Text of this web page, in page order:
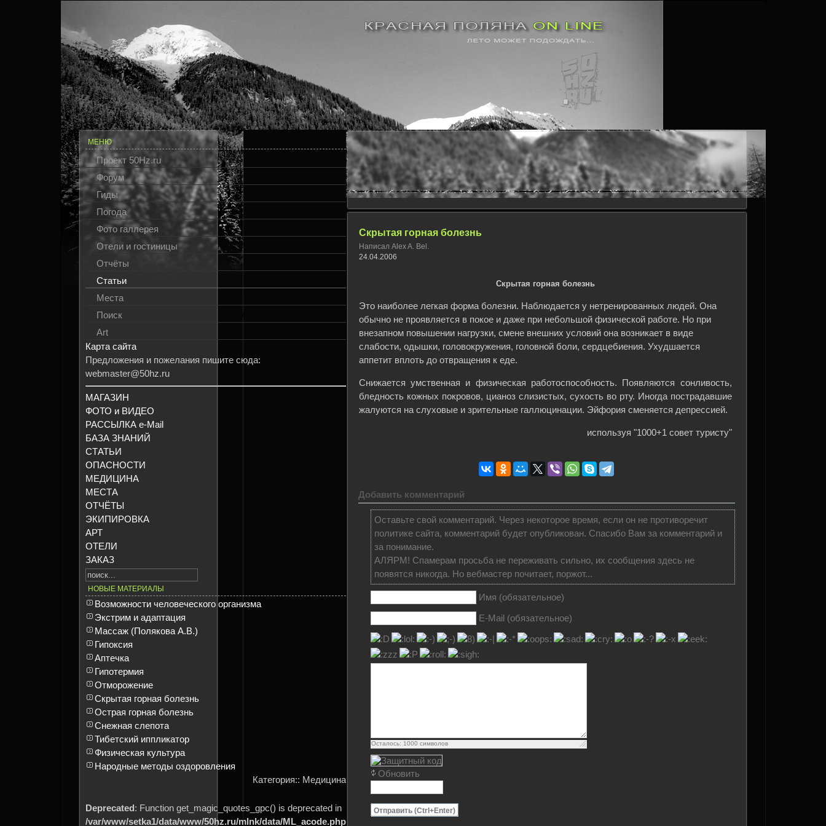
МЕНЮ
Проект 50Hz.ru
Форум
Гиды
Погода
Фото галлерея
Отели и гостиницы
Отчёты
Статьи
Места
Поиск
Art
Карта сайта
Предложения и пожелания пишите сюда:
webmaster@50hz.ru
МАГАЗИН
ФОТО и ВИДЕО
РАССЫЛКА e-Mail
БАЗА ЗНАНИЙ
СТАТЬИ
ОПАСНОСТИ
МЕДИЦИНА
МЕСТА
ОТЧЁТЫ
ЭКИПИРОВКА
АРТ
ОТЕЛИ
ЗАКАЗ
НОВЫЕ МАТЕРИАЛЫ
Возможности человеческого организма
Экстрим и адаптация
Массаж (Полякова А.В.)
Гипоксия
Аптечка
Гипотермия
Отморожение
Скрытая горная болезнь
Острая горная болезнь
Снежная слепота
Тибетский иппликатор
Физическая культура
Народные методы оздоровления
Категория:: Медицина
Deprecated: Function get_magic_quotes_gpc() is deprecated in
/var/www/setka1/data/www/50hz.ru/mlnk/data/ML_acode.php
Скрытая горная болезнь
Написал Alex A. Bel.
24.04.2006
Скрытая горная болезнь
Это наиболее легкая форма болезни. Наблюдается у нетренированных людей. Она
обычно не проявляется в покое и даже при небольшой физической работе. Но при
внезапном повышении нагрузки, смене внешних условий она возникает в виде
слабости, одышки, головокружения, головной боли, сердцебиения. Ухудшается
аппетит вплоть до отвращения к еде.
Снижается умственная и физическая работоспособность. Появляются сонливость,
бледность кожных покровов, цианоз слизистых, сухость во рту. Иногда пострадавшие
жалуются на слуховые и зрительные галлюцинации. Эйфория сменяется депрессией.
используя "1000+1 совет туристу"
Добавить комментарий
Оставьте свой комментарий. Через некоторое время, если он не противоречит
политике сайта, комментарий будет опубликован. Спасибо Вам за комментарий и
за понимание.
АЛЯРМ! Спамерам просьба не переживать сильно, их сообщения здесь не
появятся никогда. Но вебмастер почитает, поржот...
Имя (обязательное)
E-Mail (обязательное)
Осталось: 1000 символов
Обновить
Отправить (Ctrl+Enter)